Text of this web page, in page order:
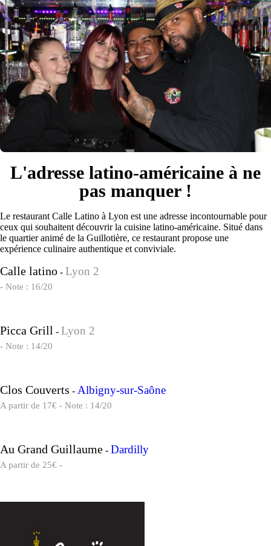
L'adresse latino-américaine à ne
pas manquer !
Le restaurant Calle Latino à Lyon est une adresse incontournable pour
ceux qui souhaitent découvrir la cuisine latino-américaine. Situé dans
le quartier animé de la Guillotière, ce restaurant propose une
expérience culinaire authentique et conviviale.
Calle latino - Lyon 2
- Note : 16/20
Picca Grill - Lyon 2
- Note : 14/20
Clos Couverts - Albigny-sur-Saône
A partir de 17€ - Note : 14/20
Au Grand Guillaume - Dardilly
A partir de 25€ -